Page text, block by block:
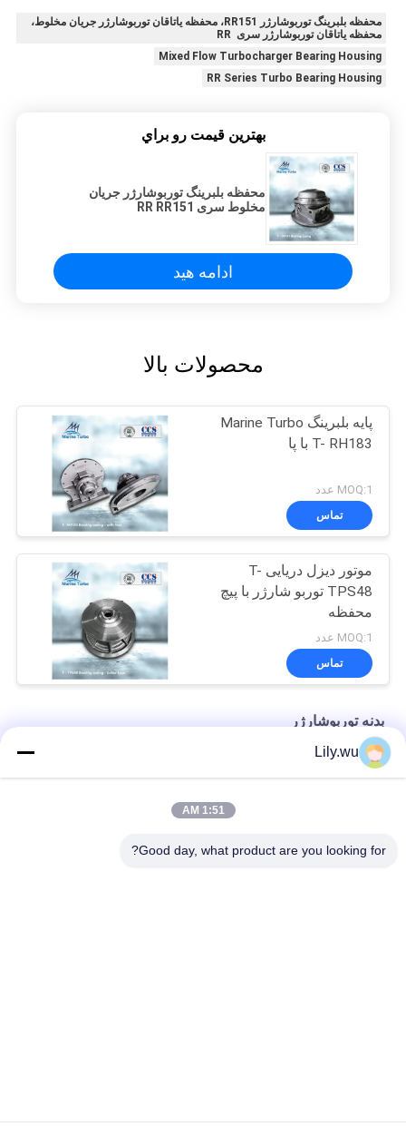
محفظه بلبرینگ توربوشارژر RR151، محفظه یاتاقان توربوشارژر جریان مخلوط،
محفظه یاتاقان توربوشارژر سری RR
Mixed Flow Turbocharger Bearing Housing
RR Series Turbo Bearing Housing
بهترين قيمت رو براي
محفظه بلبرینگ توربوشارژر جریان
مخلوط سری RR RR151
ادامه هید
محصولات بالا
پایه بلبرینگ Marine Turbo
T- RH183 با پا
MOQ:1 عدد
تماس
موتور دیزل دریایی T-
TPS48 توربو شارژر با پیچ
محفظه
MOQ:1 عدد
تماس
بدنه توربوشارژر
بدنه یاتاقان توربو با نسبت فشار 5.0 برای توربوشارژر گاز اگزوز KBB
Lily.wu
1:51 AM
Good day, what product are you looking for?